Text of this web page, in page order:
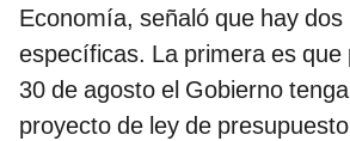
Economía, señaló que hay
específicas. La primera es que
30 de agosto el Gobierno
proyecto de ley de